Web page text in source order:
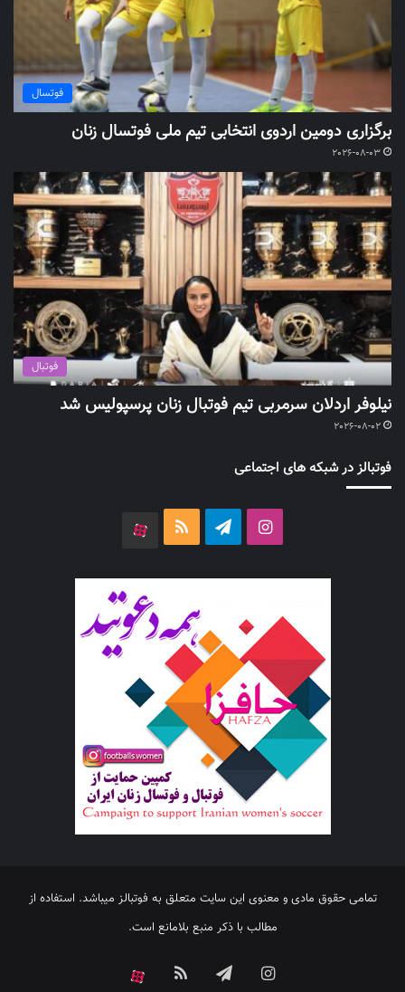
فوتسال
برگزاری دومین اردوی انتخابی تیم ملی فوتسال زنان
2026-08-03
فوتبال
نیلوفر اردلان سرمربی تیم فوتبال زنان پرسپولیس شد
2026-08-02
فوتبالز در شبکه های اجتماعی
اینستاگرامتلگرام خوراک
تمامی حقوق مادی و معنوی این سایت متعلق به فوتبالز میباشد. استفاده از
مطالب با ذکر منبع بلامانع است.
اینستاگرامتلگرام خوراک